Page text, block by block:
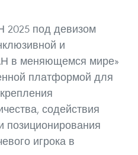
под девизом
и
в меняющемся мире»
платформой для
содействия
позиционирования
игрока в